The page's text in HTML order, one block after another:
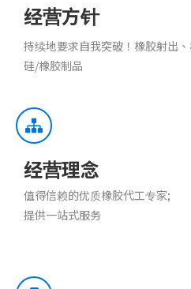
经营方针
持续地要求自我突破！橡胶射出
硅/橡胶制品
经营理念
值得信赖的优质橡胶代工专家;
提供一站式服务